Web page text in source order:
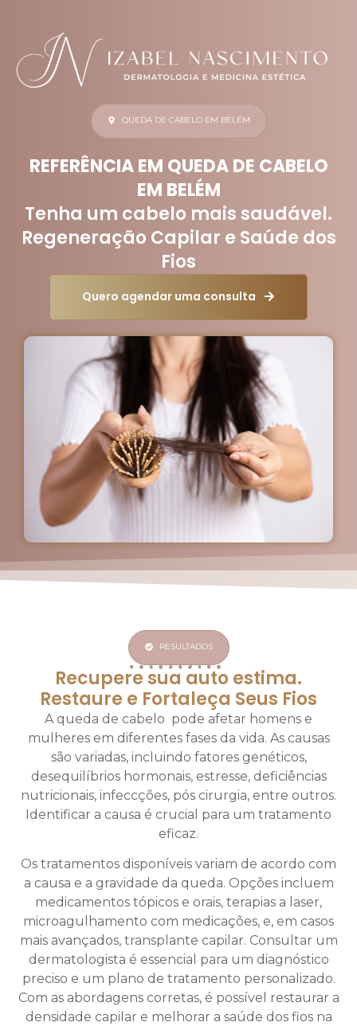
QUEDA DE CABELO EM BELÉM
REFERÊNCIA EM QUEDA DE CABELO
EM BELÉM
Tenha um cabelo mais saudável.
Regeneração Capilar e Saúde dos
Fios
Quero agendar uma consulta
RESULTADOS
Recupere sua auto estima.
Restaure e Fortaleça Seus Fios
A queda de cabelo pode afetar homens e
mulheres em diferentes fases da vida. As causas
são variadas, incluindo fatores genéticos,
desequilíbrios hormonais, estresse, deficiências
nutricionais, infeccções, pós cirurgia, entre outros.
Identificar a causa é crucial para um tratamento
eficaz.
Os tratamentos disponíveis variam de acordo com
a causa e a gravidade da queda. Opções incluem
medicamentos tópicos e orais, terapias a laser,
microagulhamento com medicações, e, em casos
mais avançados, transplante capilar. Consultar um
dermatologista é essencial para um diagnóstico
preciso e um plano de tratamento personalizado.
Com as abordagens corretas, é possível restaurar a
densidade capilar e melhorar a saúde dos fios na